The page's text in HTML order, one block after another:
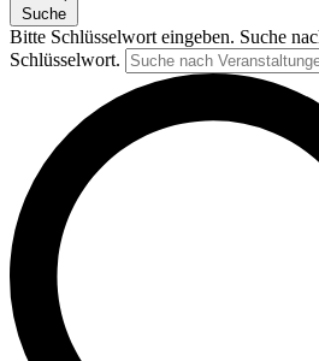
Suche
Bitte Schlüsselwort eingeben. Suche
Schlüsselwort.